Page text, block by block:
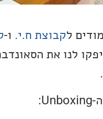
ח.י.ו-קרוסאובר
הסאונדבר הזה